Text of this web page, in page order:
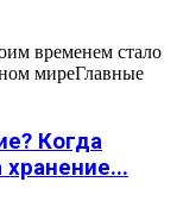
временем стало
миреГлавные
Когда